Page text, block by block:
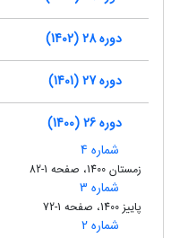
دوره 28 (1402)
دوره 27 (1401)
دوره 26 (1400)
شماره 4
زمستان 1400، صفحه 1-82
شماره 3
پاییز 1400، صفحه 1-72
شماره 2